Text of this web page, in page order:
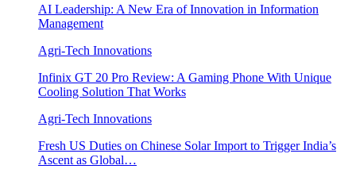
AI Leadership: A New Era of Innovation in Information
Management
Agri-Tech Innovations
Infinix GT 20 Pro Review: A Gaming Phone With Unique
Cooling Solution That Works
Agri-Tech Innovations
Fresh US Duties on Chinese Solar Import to Trigger India’s
Ascent as Global…